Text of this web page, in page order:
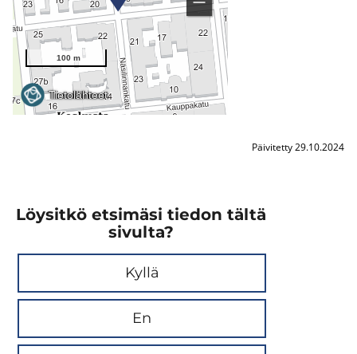
Päivitetty 29.10.2024
Löysitkö etsimäsi tiedon tältä
sivulta?
Kyllä
En